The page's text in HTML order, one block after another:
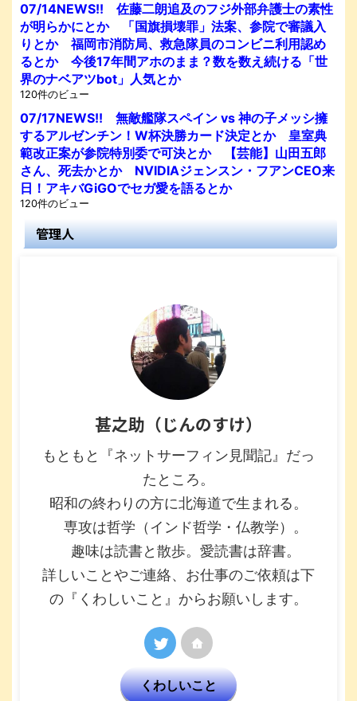
07/14NEWS!! 佐藤二朗追及のフジ外部弁護士の素性
が明らかにとか 「国旗損壊罪」法案、参院で審議入
りとか 福岡市消防局、救急隊員のコンビニ利用認め
るとか 今後17年間アホのまま？数を数え続ける「世
界のナベアツbot」人気とか
120件のビュー
07/17NEWS!! 無敵艦隊スペイン vs 神の子メッシ擁
するアルゼンチン！W杯決勝カード決定とか 皇室典
範改正案が参院特別委で可決とか 【芸能】山田五郎
さん、死去かとか NVIDIAジェンスン・フアンCEO来
日！アキバGiGOでセガ愛を語るとか
120件のビュー
管理人
甚之助（じんのすけ）
もともと『ネットサーフィン見聞記』だっ
たところ。
昭和の終わりの方に北海道で生まれる。
専攻は哲学（インド哲学・仏教学）。
趣味は読書と散歩。愛読書は辞書。
詳しいことやご連絡、お仕事のご依頼は下
の『くわしいこと』からお願いします。
くわしいこと